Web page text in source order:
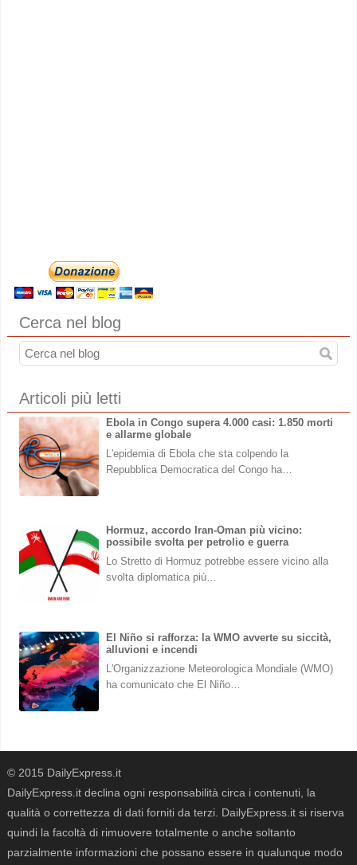
Cerca nel blog
Articoli più letti
Ebola in Congo supera 4.000 casi: 1.850 morti
e allarme globale
L'epidemia di Ebola che sta colpendo la
Repubblica Democratica del Congo ha…
Hormuz, accordo Iran-Oman più vicino:
possibile svolta per petrolio e guerra
Lo Stretto di Hormuz potrebbe essere vicino alla
svolta diplomatica più…
El Niño si rafforza: la WMO avverte su siccità,
alluvioni e incendi
L'Organizzazione Meteorologica Mondiale (WMO)
ha comunicato che El Niño…
© 2015 DailyExpress.it
DailyExpress.it declina ogni responsabilità circa i contenuti, la
qualità o correttezza di dati forniti da terzi. DailyExpress.it si riserva
quindi la facoltà di rimuovere totalmente o anche soltanto
parzialmente informazioni che possano essere in qualunque modo